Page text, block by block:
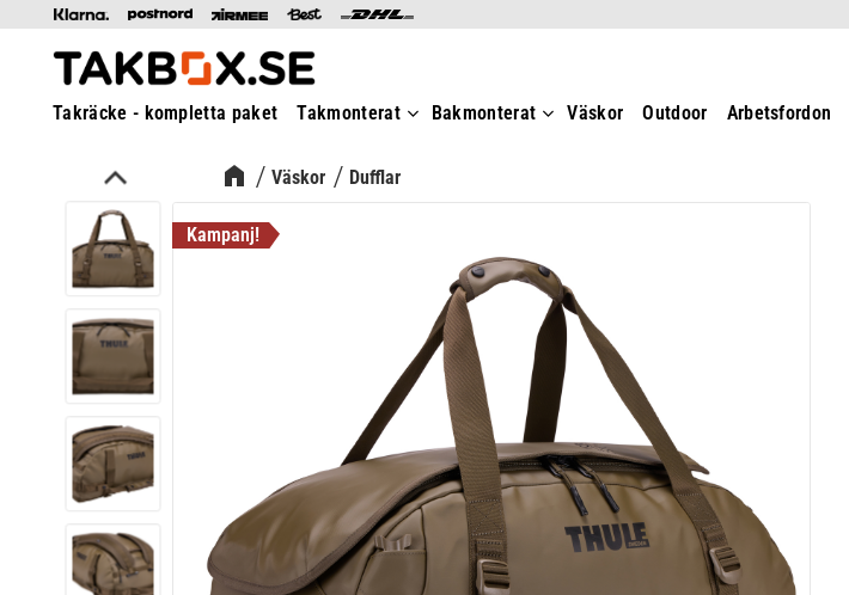
Takräcke - kompletta paket Takmonterat Bakmonterat Väskor Outdoor Arbetsfordon
Väskor Dufflar